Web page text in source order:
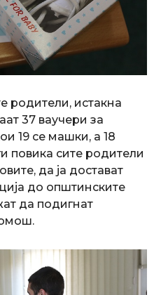
родители, истакна
37 ваучери за
19 се машки, а 18
повика сите родители
да ја достават
до општинските
да подигнат